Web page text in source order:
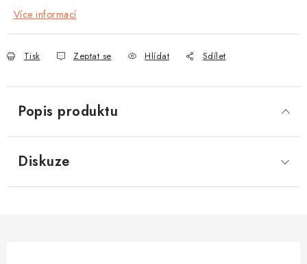
Více informací
Tisk Zeptat se Hlídat Sdílet
Popis produktu
Diskuze